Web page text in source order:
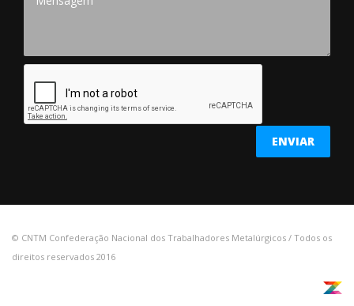
© CNTM Confederação Nacional dos Trabalhadores Metalúrgicos / Todos os
direitos reservados 2016